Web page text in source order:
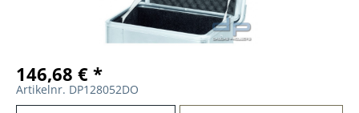
146,68 € *
Artikelnr. DP128052DO